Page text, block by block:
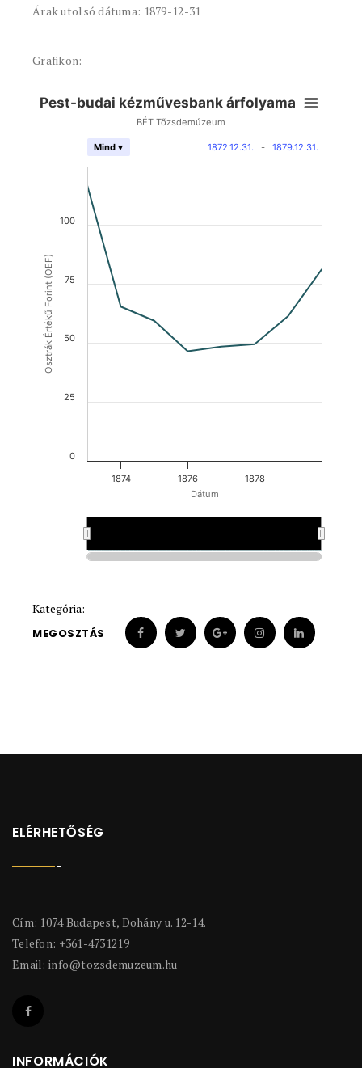
Árak utolsó dátuma: 1879-12-31
Grafikon:
Dátum
Osztrák Értékű Forint (OEF)
Pest-budai kézművesbank árfolyama
BÉT Tőzsdemúzeum
1872.12.31. - 1879.12.31.
Mind ▾
1874 1876 1878
0
25
50
75
100
Kategória:
MEGOSZTÁS
ELÉRHETŐSÉG
Cím: 1074 Budapest, Dohány u. 12-14.
Telefon: +361-4731219
Email: info@tozsdemuzeum.hu
INFORMÁCIÓK